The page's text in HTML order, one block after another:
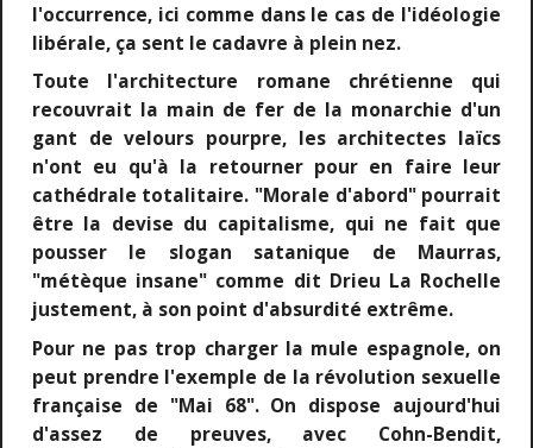
l'occurrence, ici comme dans le cas de l'idéologie
libérale, ça sent le cadavre à plein nez.
Toute l'architecture romane chrétienne qui
recouvrait la main de fer de la monarchie d'un
gant de velours pourpre, les architectes laïcs
n'ont eu qu'à la retourner pour en faire leur
cathédrale totalitaire. "Morale d'abord" pourrait
être la devise du capitalisme, qui ne fait que
pousser le slogan satanique de Maurras,
"métèque insane" comme dit Drieu La Rochelle
justement, à son point d'absurdité extrême.
Pour ne pas trop charger la mule espagnole, on
peut prendre l'exemple de la révolution sexuelle
française de "Mai 68". On dispose aujourd'hui
d'assez de preuves, avec Cohn-Bendit,